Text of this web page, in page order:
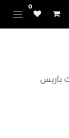
0